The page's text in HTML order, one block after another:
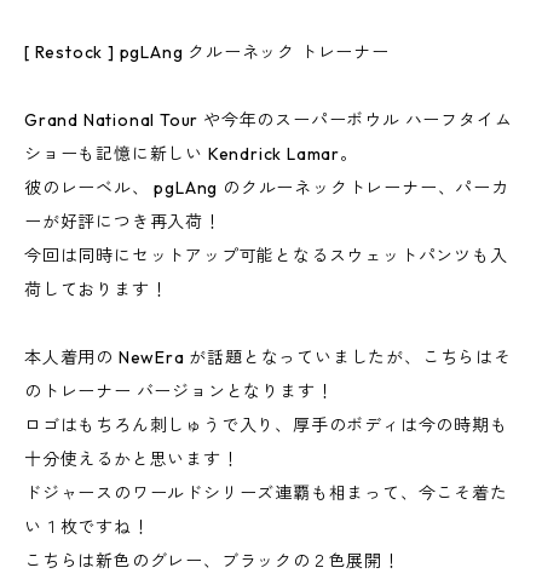
[ Restock ] pgLAng クルーネック トレーナー
Grand National Tour や今年のスーパーボウル ハーフタイム
ショーも記憶に新しい Kendrick Lamar。
彼のレーベル、 pgLAng のクルーネックトレーナー、パーカ
ーが好評につき再入荷！
今回は同時にセットアップ可能となるスウェットパンツも入
荷しております！
本人着用の NewEra が話題となっていましたが、こちらはそ
のトレーナー バージョンとなります！
ロゴはもちろん刺しゅうで入り、厚手のボディは今の時期も
十分使えるかと思います！
ドジャースのワールドシリーズ連覇も相まって、今こそ着た
い１枚ですね！
こちらは新色のグレー、ブラックの２色展開！